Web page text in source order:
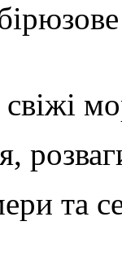
та